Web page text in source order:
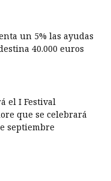
un 5% las ayudas
40.000 euros
el I Festival
que se celebrará
septiembre